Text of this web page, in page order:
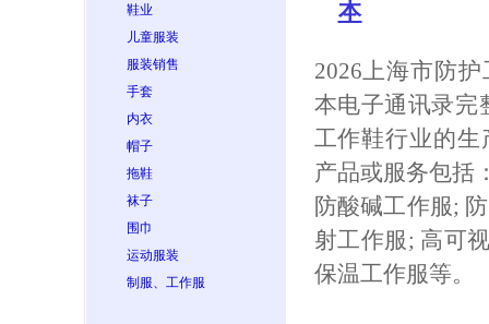
鞋业
儿童服装
服装销售
手套
内衣
帽子
拖鞋
袜子
围巾
运动服装
制服、工作服
本
2026上海市防
本电子通讯录完
工作鞋行业的
产品或服务包括
防酸碱工作服;
射工作服; 高可
保温工作服等。